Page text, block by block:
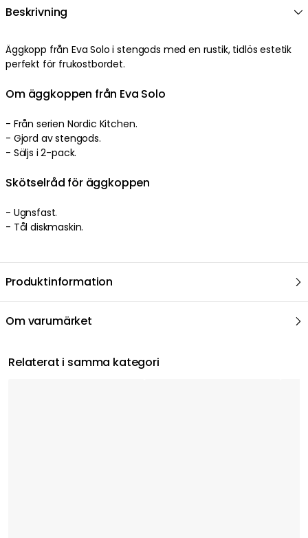
Beskrivning
Äggkopp från Eva Solo i stengods med en rustik, tidlös estetik
perfekt för frukostbordet.
Om äggkoppen från Eva Solo
- Från serien Nordic Kitchen.
- Gjord av stengods.
- Säljs i 2-pack.
Skötselråd för äggkoppen
- Ugnsfast.
- Tål diskmaskin.
Produktinformation
Om varumärket
Relaterat i samma kategori